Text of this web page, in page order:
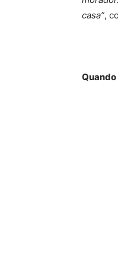
casa”,